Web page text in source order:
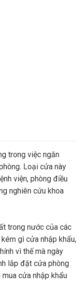
trong việc ngăn
Loại cửa này
viện, phòng điều
nghiên cứu khoa
trong nước của các
gì cửa nhập khẩu,
vì thế mà ngày
lắp đặt cửa phòng
cửa nhập khẩu